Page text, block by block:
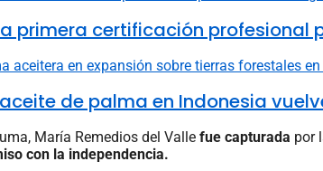
primera certificación
de palma en Indonesia
María Remedios del Valle fue capturada por
con la independencia.